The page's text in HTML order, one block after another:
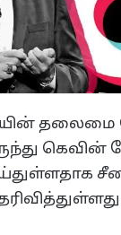
தலைமை
கெவின்